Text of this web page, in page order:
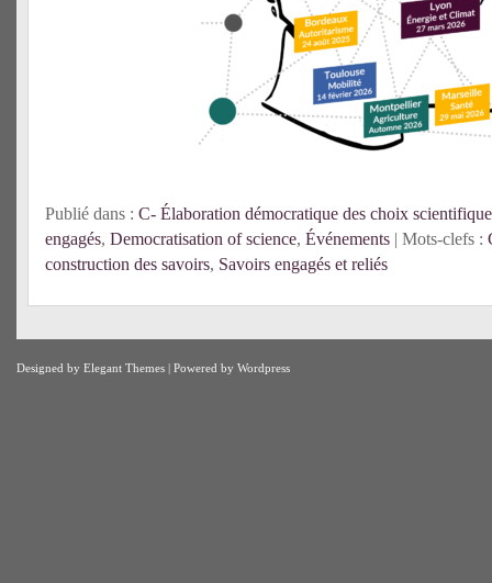
Publié dans : C- Élaboration démocratique des choix
engagés, Democratisation of science, Événements | Mots-clefs :
construction des savoirs, Savoirs engagés et reliés
Designed by Elegant Themes | Powered by Wordpress